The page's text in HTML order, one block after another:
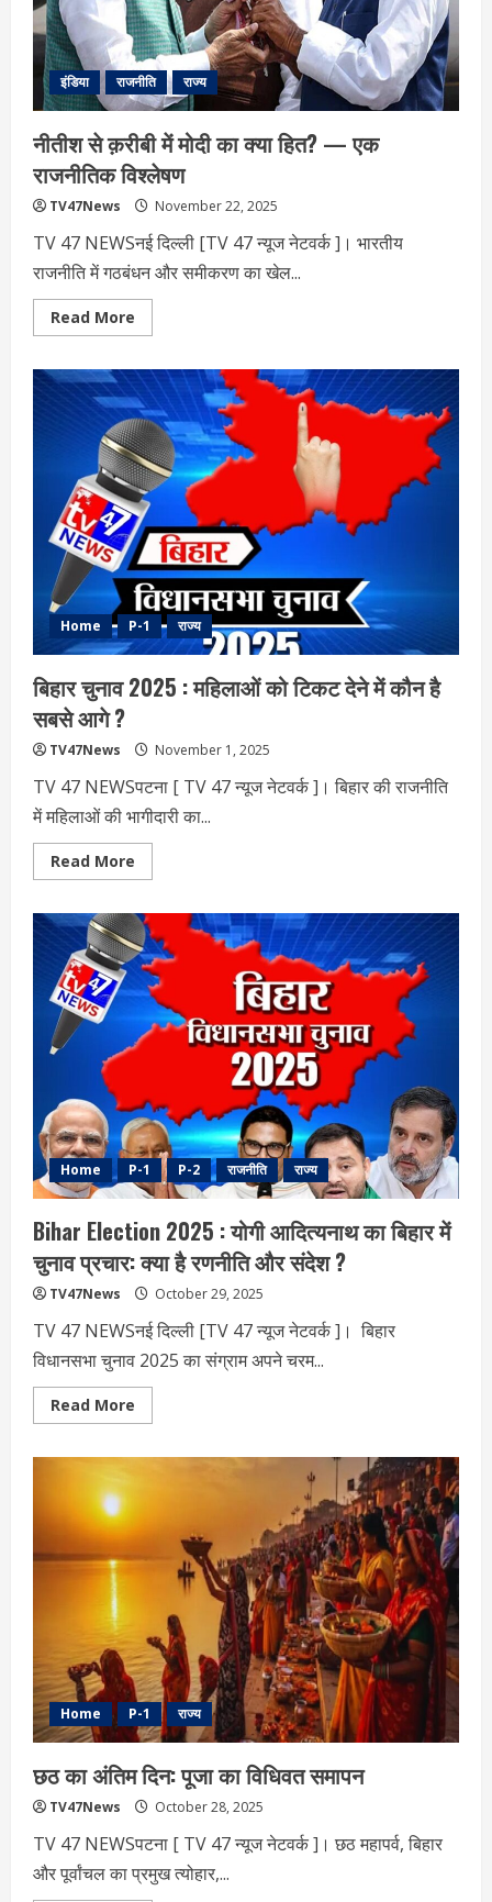
तैयारियों
का
लिया
जायजा
इंडिया राजनीति राज्य
नीतीश से क़रीबी में मोदी का क्या हित? — एक
राजनीतिक विश्लेषण
TV47News November 22, 2025
TV 47 NEWSनई दिल्‍ली [TV 47 न्‍यूज नेटवर्क ]। भारतीय
राजनीति में गठबंधन और समीकरण का खेल...
Read More
more
से
क़रीबी
में
मोदी
का
क्या
हित?
—
एक
राजनीतिक
विश्लेषण
Home P-1 राज्य
बिहार चुनाव 2025 : महिलाओं को टिकट देने में कौन है
सबसे आगे ?
TV47News November 1, 2025
TV 47 NEWSपटना [ TV 47 न्‍यूज नेटवर्क ]। बिहार की राजनीति
में महिलाओं की भागीदारी का...
Read More
more
चुनाव
2025
:
महिलाओं
को
टिकट
देने
कौन
?
Home P-1 P-2 राजनीति राज्य
Bihar Election 2025 : योगी आदित्यनाथ का बिहार में
चुनाव प्रचार: क्या है रणनीति और संदेश ?
TV47News October 29, 2025
TV 47 NEWSनई दिल्‍ली [TV 47 न्‍यूज नेटवर्क ]। बिहार
विधानसभा चुनाव 2025 का संग्राम अपने चरम...
Read More
more
आदित्यनाथ
का
बिहार
रणनीति
और
संदेश
?
Home P-1 राज्य
छठ का अंतिम दिन: पूजा का विधिवत समापन
TV47News October 28, 2025
TV 47 NEWSपटना [ TV 47 न्‍यूज नेटवर्क ]। छठ महापर्व, बिहार
और पूर्वांचल का प्रमुख त्योहार,...